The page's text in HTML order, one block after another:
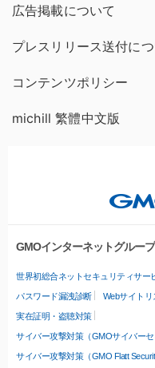
広告掲載について
プレスリリース送付に
コンテンツポリシー
michill 繁體中文版
GMOインターネットグルー
世界初総合ネットセキュリティサー
パスワード漏洩診断 Webサイト
実在証明・盗聴対策
サイバー攻撃対策（GMOサイバーセ
サイバー攻撃対策（GMO Flatt